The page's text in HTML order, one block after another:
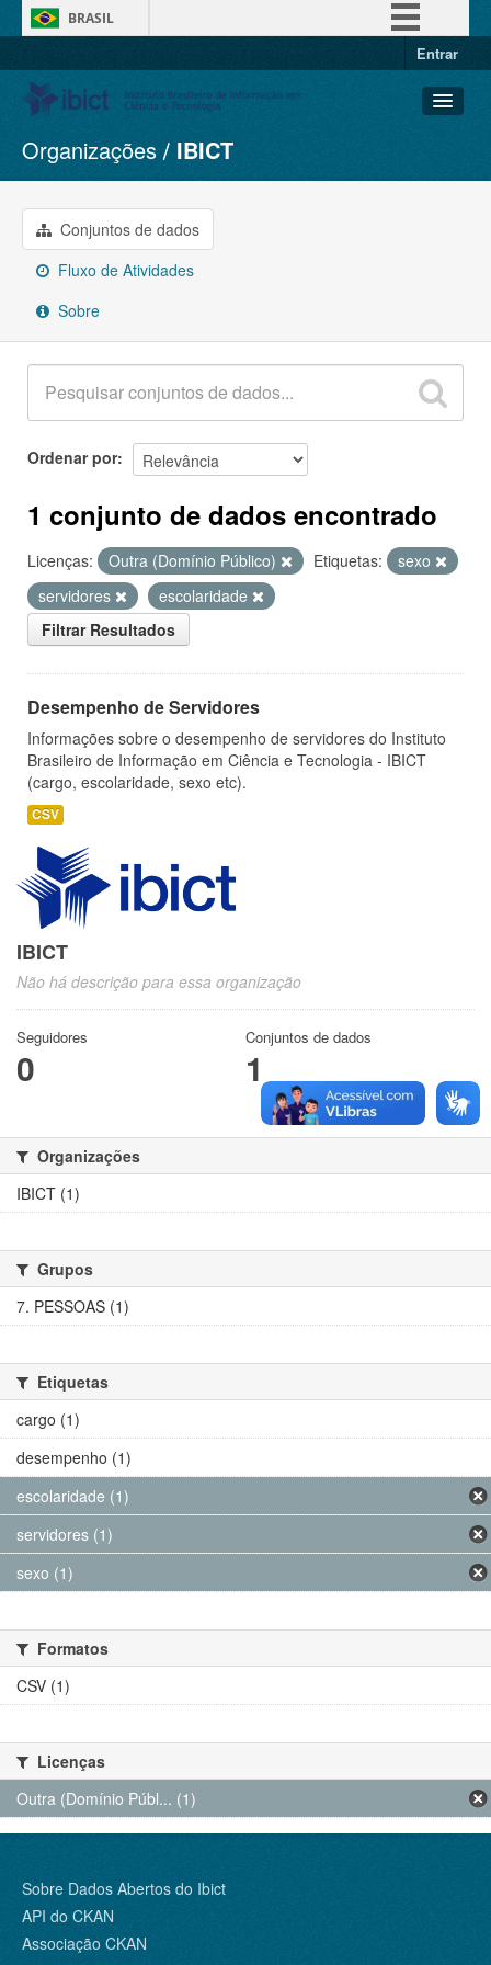
BRASIL
Entrar
Conjuntos de dados
Organizações
Grupos
Sobre
Organizações IBICT
Conjuntos de dados
Fluxo de Atividades
Sobre
Ordenar por
1 conjunto de dados encontrado
Licenças: Outra (Domínio Público) Etiquetas:
sexo
servidores
escolaridade
Filtrar Resultados
Desempenho de Servidores
Informações sobre o desempenho de servidores do Instituto
Brasileiro de Informação em Ciência e Tecnologia - IBICT
(cargo, escolaridade, sexo etc).
CSV
IBICT
Não há descrição para essa organização
Seguidores
0
Conjuntos de dados
1
Organizações
IBICT (1)
Grupos
7. PESSOAS (1)
Etiquetas
cargo (1)
desempenho (1)
escolaridade (1)
servidores (1)
sexo (1)
Formatos
CSV (1)
Licenças
Outra (Domínio Públ... (1)
Sobre Dados Abertos do Ibict
API do CKAN
Associação CKAN